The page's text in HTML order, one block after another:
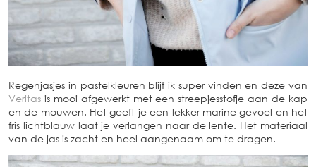
Regenjasjes in pastelkleuren blijf ik super vinden en deze van
Veritas is mooi afgewerkt met een streepjesstofje aan de kap
en de mouwen. Het geeft je een lekker marine gevoel en het
fris lichtblauw laat je verlangen naar de lente. Het materiaal
van de jas is zacht en heel aangenaam om te dragen.